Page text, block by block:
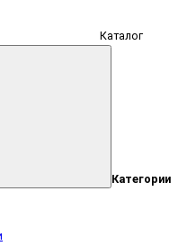
Каталог
Категории